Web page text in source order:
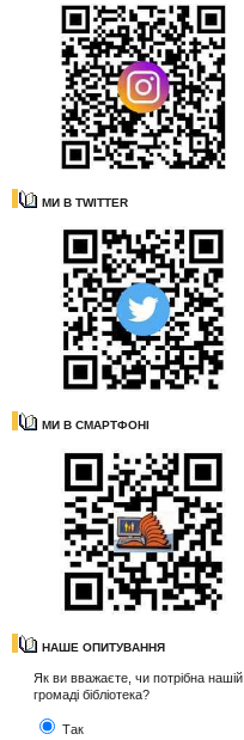
МИ В TWITTER
МИ В СМАРТФОНІ
НАШЕ ОПИТУВАННЯ
Як ви вважаєте, чи потрібна нашій
громаді бібліотека?
Так